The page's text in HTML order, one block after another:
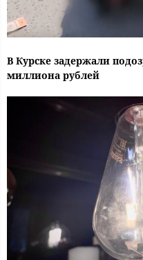
В Курске задержали
миллиона рублей